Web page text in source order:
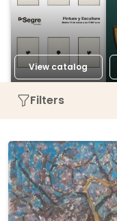
View catalog
Filters